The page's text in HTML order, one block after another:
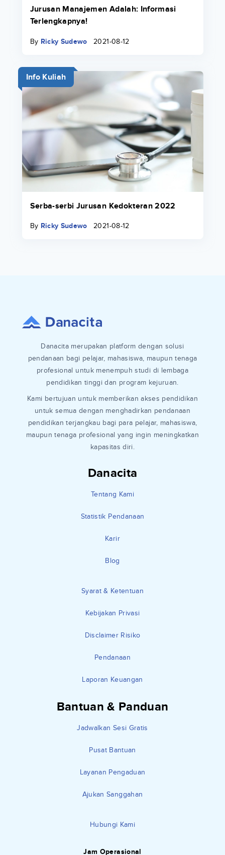
Jurusan Manajemen Adalah: Informasi
Terlengkapnya!
By Ricky Sudewo 2021-08-12
Info Kuliah
Serba-serbi Jurusan Kedokteran 2022
By Ricky Sudewo 2021-08-12
Danacita
Tentang Kami
Statistik Pendanaan
Karir
Blog
Syarat & Ketentuan
Kebijakan Privasi
Disclaimer Risiko
Pendanaan
Laporan Keuangan
Bantuan & Panduan
Jadwalkan Sesi Gratis
Pusat Bantuan
Layanan Pengaduan
Ajukan Sanggahan
Hubungi Kami
Jam Operasional
Danacita merupakan platform dengan solusi
pendanaan bagi pelajar, mahasiswa, maupun tenaga
profesional untuk menempuh studi di lembaga
pendidikan tinggi dan program kejuruan.
Kami bertujuan untuk memberikan akses pendidikan
untuk semua dengan menghadirkan pendanaan
pendidikan terjangkau bagi para pelajar, mahasiswa,
maupun tenaga profesional yang ingin meningkatkan
kapasitas diri.